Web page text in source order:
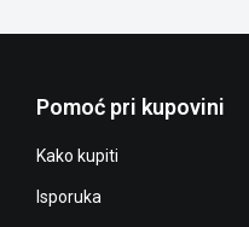
Pomoć pri kupovini
Kako kupiti
Isporuka